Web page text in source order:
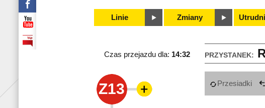
Linie Zmiany
PRZYSTANEK:
Czas przejazdu dla: 14:32
Z13 Przesiadki